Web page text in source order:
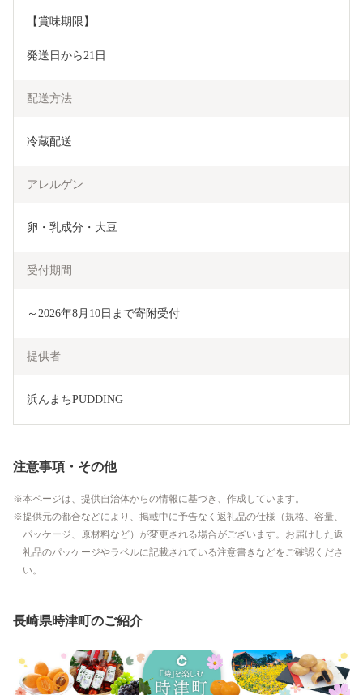
【賞味期限】
発送日から21日
配送方法
冷蔵配送
アレルゲン
卵・乳成分・大豆
受付期間
～2026年8月10日まで寄附受付
提供者
浜んまちPUDDING
注意事項・その他
本ページは、提供自治体からの情報に基づき、作成しています。
提供元の都合などにより、掲載中に予告なく返礼品の仕様（規格、容量、
パッケージ、原材料など）が変更される場合がございます。お届けした返
礼品のパッケージやラベルに記載されている注意書きなどをご確認くださ
い。
長崎県時津町のご紹介